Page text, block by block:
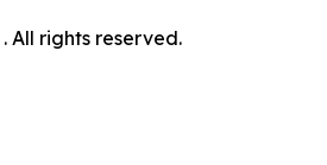
. All rights reserved.